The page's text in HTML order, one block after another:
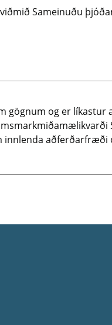
Sameinuðu
gögnum og er
aðferðarfræði